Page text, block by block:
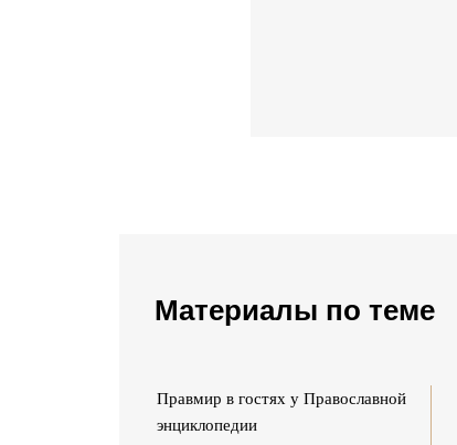
Материалы по теме
Правмир в гостях у Православной
энциклопедии